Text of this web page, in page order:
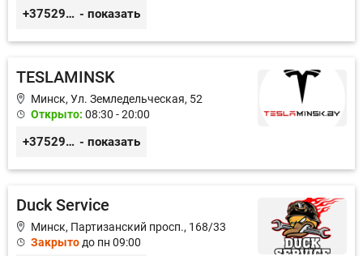
+375296651188 - показать
TESLAMINSK
Минск, Ул. Земледельческая, 52
Открыто: 08:30 - 20:00
+375291335101 - показать
Duck Service
Минск, Партизанский просп., 168/33
Закрыто до пн 09:00